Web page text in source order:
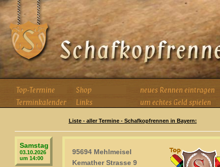
Liste - aller Termine - Schafkopfrennen in Bayern:
Samstag
03.10.2026
um 14:00
95694 Mehlmeisel
Kemather Strasse 9